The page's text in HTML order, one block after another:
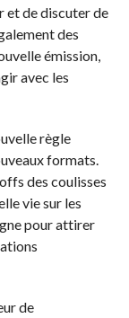
et de discuter de
des
émission,
avec les
règle
formats.
des coulisses
vie sur les
pour attirer
de